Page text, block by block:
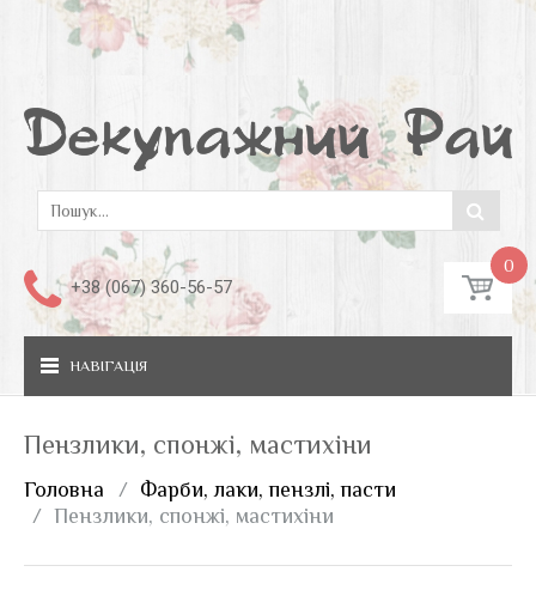
0
+38 (067) 360-56-57
НАВІГАЦІЯ
Пензлики, спонжі, мастихіни
Головна
Фарби, лаки, пензлі, пасти
Пензлики, спонжі, мастихіни